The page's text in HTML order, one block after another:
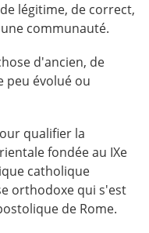
légitime, de correct,
communauté.
d'ancien, de
peu évolué ou
qualifier la
fondée au IXe
catholique
orthodoxe qui s'est
de Rome.